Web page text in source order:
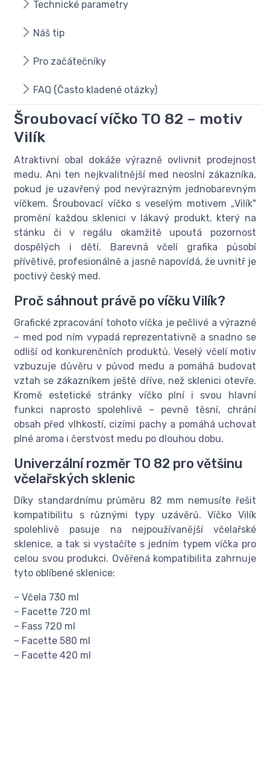
Technické parametry
Náš tip
Pro začátečníky
FAQ (Často kladené otázky)
Šroubovací víčko TO 82 – motiv
Vilík
Atraktivní obal dokáže výrazně ovlivnit prodejnost
medu. Ani ten nejkvalitnější med neoslní zákazníka,
pokud je uzavřený pod nevýrazným jednobarevným
víčkem. Šroubovací víčko s veselým motivem „Vilík"
promění každou sklenici v lákavý produkt, který na
stánku či v regálu okamžitě upoutá pozornost
dospělých i dětí. Barevná včelí grafika působí
přívětivě, profesionálně a jasně napovídá, že uvnitř je
poctivý český med.
Proč sáhnout právě po víčku Vilík?
Grafické zpracování tohoto víčka je pečlivé a výrazné
– med pod ním vypadá reprezentativně a snadno se
odliší od konkurenčních produktů. Veselý včelí motiv
vzbuzuje důvěru v původ medu a pomáhá budovat
vztah se zákazníkem ještě dříve, než sklenici otevře.
Kromě estetické stránky víčko plní i svou hlavní
funkci naprosto spolehlivě – pevně těsní, chrání
obsah před vlhkostí, cizími pachy a pomáhá uchovat
plné aroma i čerstvost medu po dlouhou dobu.
Univerzální rozměr TO 82 pro většinu
včelařských sklenic
Díky standardnímu průměru 82 mm nemusíte řešit
kompatibilitu s různými typy uzávěrů. Víčko Vilík
spolehlivě pasuje na nejpoužívanější včelařské
sklenice, a tak si vystačíte s jedním typem víčka pro
celou svou produkci. Ověřená kompatibilita zahrnuje
tyto oblíbené sklenice:
– Včela 730 ml
– Facette 720 ml
– Fass 720 ml
– Facette 580 ml
– Facette 420 ml